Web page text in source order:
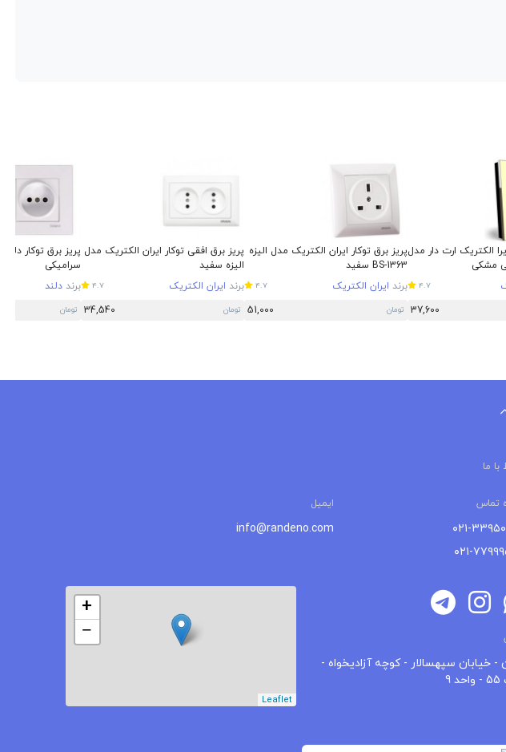
الکتریک ارت دار مدل
مشکی
4.7
37,600
پریز برق توکار ایران الکتریک مدل الیزه
BS-1363 سفید
برند ایران الکتریک 4.7
تومان 51,000
پریز برق افقی توکار ایران الکتریک مدل
الیزه سفید
برند ایران الکتریک 4.7
تومان 34,540
پریز برق توکار
سرامیکی
برند دلند
تومان
با ما
تماس ایمیل
۳۳۹۵۰۲۳۹
info@randeno.com
- خیابان سپهسالار - کوچه آزادیخواه -
+
−
Leaflet